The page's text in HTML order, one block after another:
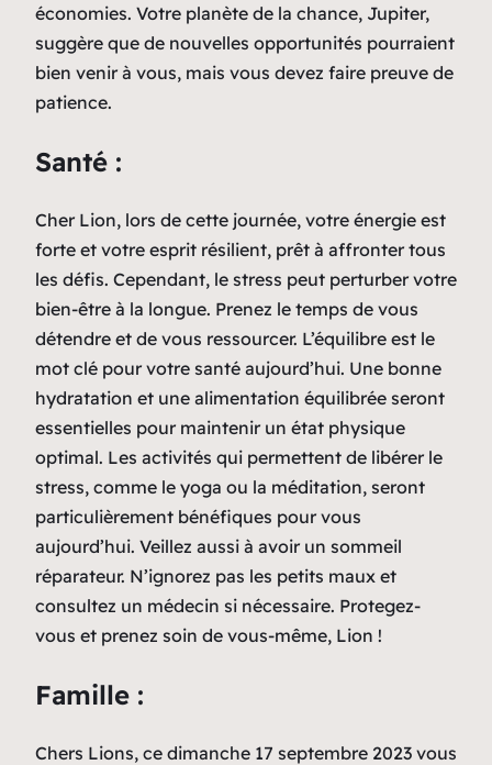
économies. Votre planète de la chance, Jupiter,
suggère que de nouvelles opportunités pourraient
bien venir à vous, mais vous devez faire preuve de
patience.
Santé :
Cher Lion, lors de cette journée, votre énergie est
forte et votre esprit résilient, prêt à affronter tous
les défis. Cependant, le stress peut perturber votre
bien-être à la longue. Prenez le temps de vous
détendre et de vous ressourcer. L’équilibre est le
mot clé pour votre santé aujourd’hui. Une bonne
hydratation et une alimentation équilibrée seront
essentielles pour maintenir un état physique
optimal. Les activités qui permettent de libérer le
stress, comme le yoga ou la méditation, seront
particulièrement bénéfiques pour vous
aujourd’hui. Veillez aussi à avoir un sommeil
réparateur. N’ignorez pas les petits maux et
consultez un médecin si nécessaire. Protegez-
vous et prenez soin de vous-même, Lion !
Famille :
Chers Lions, ce dimanche 17 septembre 2023 vous